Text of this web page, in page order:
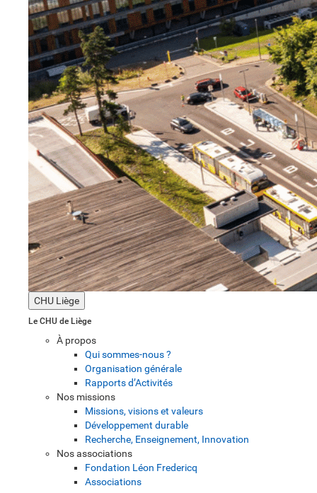
CHU Liège
Le CHU de Liège
À propos
Qui sommes-nous ?
Organisation générale
Rapports d’Activités
Nos missions
Missions, visions et valeurs
Développement durable
Recherche, Enseignement, Innovation
Nos associations
Fondation Léon Fredericq
Associations